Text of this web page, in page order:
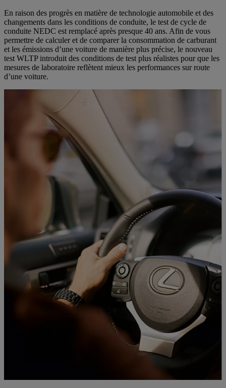
En raison des progrès en matière de technologie automobile et des
changements dans les conditions de conduite, le test de cycle de
conduite NEDC est remplacé après presque 40 ans. Afin de vous
permettre de calculer et de comparer la consommation de carburant
et les émissions d’une voiture de manière plus précise, le nouveau
test WLTP introduit des conditions de test plus réalistes pour que les
mesures de laboratoire reflètent mieux les performances sur route
d’une voiture.